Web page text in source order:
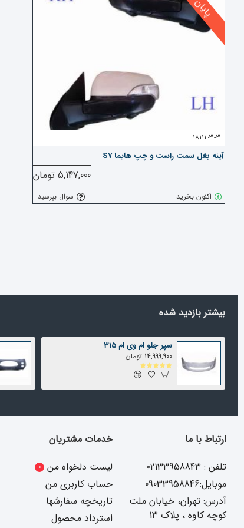
181110303
آینه بغل سمت راست و چپ هایما S7
5,147,000 تومان
اکنون بخرید سوال بپرسید
بیشتر بازدید شده
سپر جلو ام وی ام 315
14,999,900 تومان
ارتباط با ما
تلفن : 02133958843
موبایل:09033958846
آدرس: تهران، خیابان ملت
کوچه کاوه ، پلاک 13
خدمات مشتریان
لیست دلخواه من
0
حساب کاربری من
تاریخچه سفارشها
استرداد محصول